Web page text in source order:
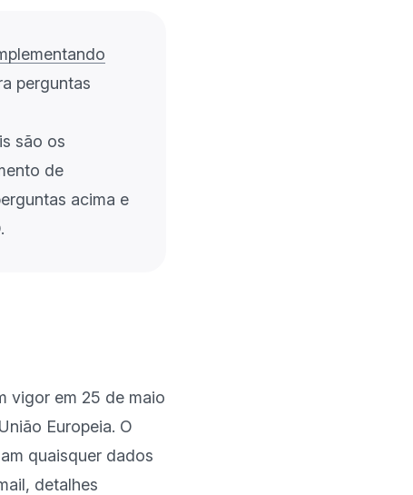
perguntas
são os
de
acima e
vigor em 25 de maio
Europeia. O
quaisquer dados
detalhes